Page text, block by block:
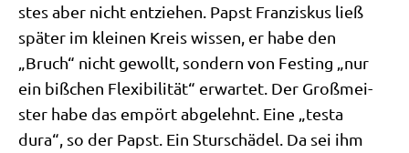
stes aber nicht ent­zie­hen. Papst Fran­zis­kus ließ
spä­ter im klei­nen Kreis wis­sen, er habe den
„Bruch“ nicht gewollt, son­dern von Fest­ing „nur
ein biß­chen Fle­xi­bi­li­tät“ erwar­tet. Der Groß­mei­
ster habe das empört abge­lehnt. Eine „testa
dura“, so der Papst. Ein Stur­schä­del. Da sei ihm